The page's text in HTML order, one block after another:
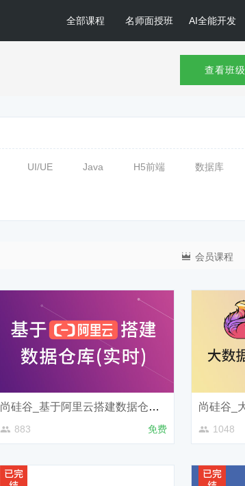
全部课程 名师面授班 AI全能开发
查看班级
UI/UE Java H5前端 数据库
会员课程
尚硅谷_基于阿里云搭建数据仓库（实时）
883 免费 1048